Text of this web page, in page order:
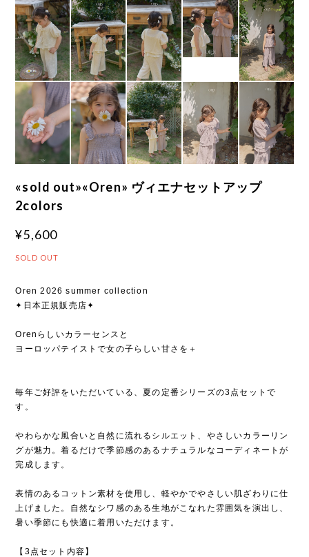
«sold out»«Oren» ヴィエナセットアップ
2colors
¥5,600
SOLD OUT
Oren 2026 summer collection
✦日本正規販売店✦
Orenらしいカラーセンスと
ヨーロッパテイストで女の子らしい甘さを＋
毎年ご好評をいただいている、夏の定番シリーズの3点セットで
す。
やわらかな風合いと自然に流れるシルエット、やさしいカラーリン
グが魅力。着るだけで季節感のあるナチュラルなコーディネートが
完成します。
表情のあるコットン素材を使用し、軽やかでやさしい肌ざわりに仕
上げました。自然なシワ感のある生地がこなれた雰囲気を演出し、
暑い季節にも快適に着用いただけます。
【3点セット内容】